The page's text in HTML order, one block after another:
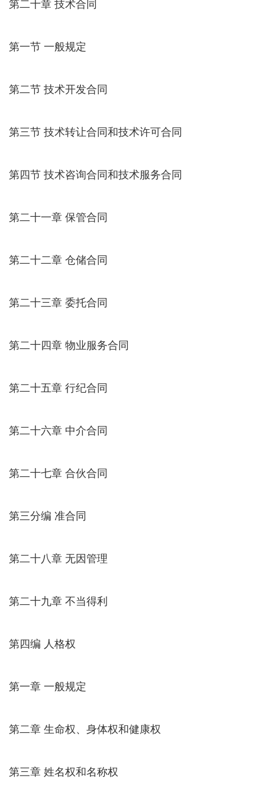
第二十章 技术合同
第一节 一般规定
第二节 技术开发合同
第三节 技术转让合同和技术许可合同
第四节 技术咨询合同和技术服务合同
第二十一章 保管合同
第二十二章 仓储合同
第二十三章 委托合同
第二十四章 物业服务合同
第二十五章 行纪合同
第二十六章 中介合同
第二十七章 合伙合同
第三分编 准合同
第二十八章 无因管理
第二十九章 不当得利
第四编 人格权
第一章 一般规定
第二章 生命权、身体权和健康权
第三章 姓名权和名称权